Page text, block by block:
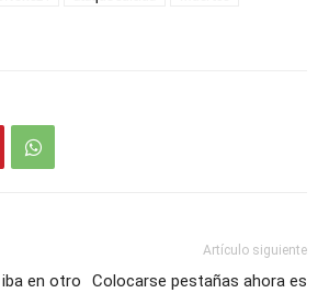
en otro
Artículo siguiente
Colocarse pestañas ahora es